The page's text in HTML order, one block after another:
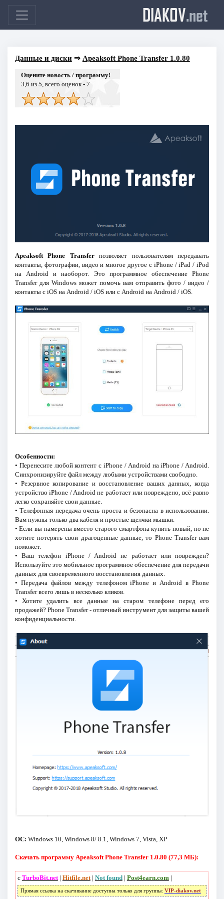
DIAKOV.net
Данные и диски⇒ Apeaksoft Phone Transfer 1.0.80
Оцените новость / программу!
3,6 из 5, всего оценок - 7
Apeaksoft Phone Transferпозволяет пользователям передавать
контакты, фотографии, видео и многое другое с iPhone / iPad / iPod
на Android и наоборот. Это программное обеспечение Phone
Transfer для Windows может помочь вам отправить фото / видео /
контакты с iOS на Android / iOS или с Android на Android / iOS.
Особенности:
• Перенесите любой контент с iPhone / Android на iPhone / Android.
Синхронизируйте файл между любыми устройствами свободно.
• Резервное копирование и восстановление ваших данных, когда
устройство iPhone / Android не работает или повреждено, всё равно
легко сохраняйте свои данные.
• Телефонная передача очень проста и безопасна в использовании.
Вам нужны только два кабеля и простые щелчки мышки.
• Если вы намерены вместо старого смартфона купить новый, но не
хотите потерять свои драгоценные данные, то Phone Transfer вам
поможет.
• Ваш телефон iPhone / Android не работает или поврежден?
Используйте это мобильное программное обеспечение для передачи
данных для своевременного восстановления данных.
• Передача файлов между телефоном iPhone и Android в Phone
Transfer всего лишь в несколько кликов.
• Хотите удалить все данные на старом телефоне перед его
продажей? Phone Transfer - отличный инструмент для защиты вашей
конфиденциальности.
ОС: Windows 10, Windows 8/ 8.1, Windows 7, Vista, XP
Скачать программу Apeaksoft Phone Transfer 1.0.80 (77,3 МБ):
с TurboBit.net| Hitfile.net| Not found| Post4earn.com |
Прямая ссылка на скачивание доступна только для группы: VIP-diakov.net